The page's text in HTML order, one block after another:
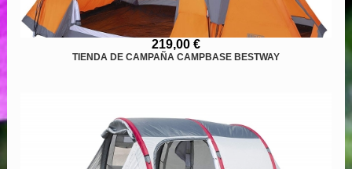
219,00 €
TIENDA DE CAMPAÑA CAMPBASE BESTWAY